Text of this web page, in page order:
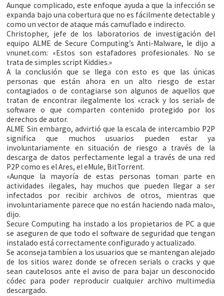
Aunque complicado, este enfoque ayuda a que la infección se
expanda bajo una cobertura que no es fácilmente detectable y
como un vector de ataque más camuflado e indirecto.
Christopher, jefe de los laboratorios de investigación del
equipo ALME de Secure Computing’s Anti-Malware, le dijo a
vnunet.com: «Estos son estafadores profesionales. No se
trata de simples script Kiddies.»
A la conclusión que se llega con esto es que las únicas
personas que están ahora en un alto riesgo de estar
contagiados o de contagiarse son algunos de aquellos que
tratan de encontrar ilegalmente los «crack y los serial» de
software o que comparten contenido protegido por los
derechos de autor.
ALME Sin embargo, advirtió que la escala de intercambio P2P
significa que muchos usuarios pueden estar ya
involuntariamente en situación de riesgo a través de la
descarga de datos perfectamente legal a través de una red
P2P como es el Ares, el eMule, BitTorrent.
«Aunque la mayoría de estas personas toman parte en
actividades ilegales, hay muchos que pueden llegar a ser
infectados por recibir archivos de otros, mientras que
involuntariamente parece que no están haciendo nada malo»,
dijo.
Secure Computing ha instado a los propietarios de PC a que
se aseguren de que todo el software de seguridad que tengan
instalado está correctamente configurado y actualizado.
Se aconseja tambíen a los usuarios que se mantengan alejado
de los sitios warez donde se ofrecen serials o cracks y que
sean cautelosos ante el aviso de para bajar un desconocido
códec para poder reproducir cualquier archivo multimedia
descargado.